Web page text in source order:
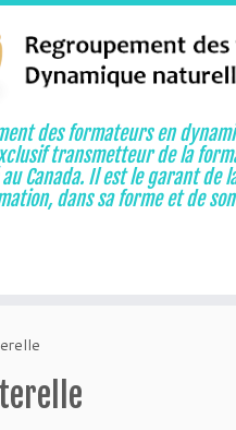
des formateurs en
transmetteur de la
Canada. Il est le garant de
dans sa forme et de